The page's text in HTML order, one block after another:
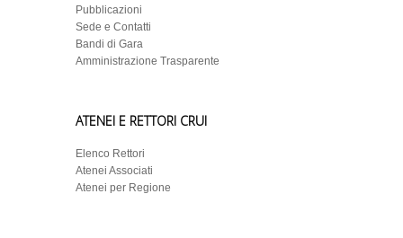
Pubblicazioni
Sede e Contatti
Bandi di Gara
Amministrazione Trasparente
ATENEI E RETTORI CRUI
Elenco Rettori
Atenei Associati
Atenei per Regione